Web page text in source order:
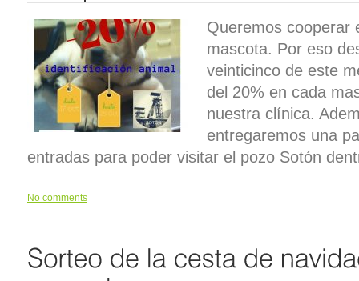
Queremos cooperar
mascota. Por eso
veinticinco de este
del 20% en cada
nuestra clínica.
entregaremos una
entradas para poder visitar el pozo Sotón
No comments